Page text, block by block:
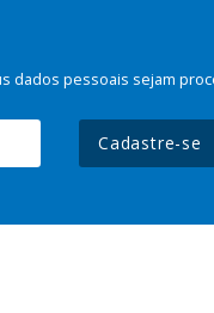
pessoais sejam
Cadastre-se